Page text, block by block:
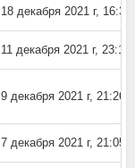
18 декабря 2021 г, 16:31
11 декабря 2021 г, 23:19
9 декабря 2021 г, 21:26
7 декабря 2021 г, 21:05